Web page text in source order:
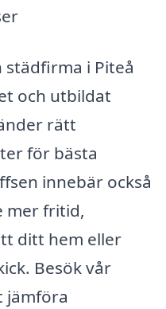
städfirma i Piteå
och utbildat
rätt
för bästa
innebär också
mer fritid,
ditt hem eller
Besök vår
jämföra